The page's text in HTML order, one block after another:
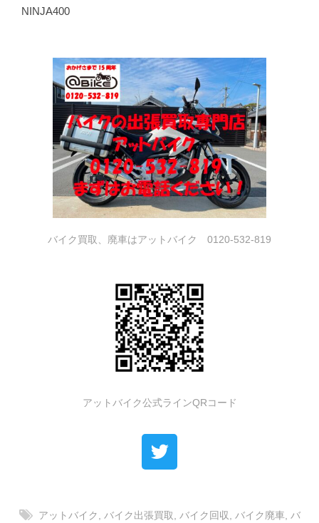
NINJA400
バイク買取、廃車はアットバイク 0120-532-819
アットバイク公式ラインQRコード
アットバイク , バイク出張買取 , バイク回収 , バイク廃車, バ